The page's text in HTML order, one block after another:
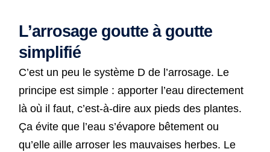
L’arrosage goutte à goutte
simplifié
C’est un peu le système D de l’arrosage. Le
principe est simple : apporter l’eau directement
là où il faut, c’est-à-dire aux pieds des plantes.
Ça évite que l’eau s’évapore bêtement ou
qu’elle aille arroser les mauvaises herbes. Le